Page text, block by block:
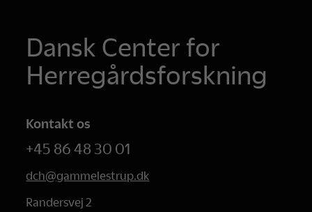
Dansk Center for
Herregårdsforskning
Kontakt os
+45 86 48 30 01
dch@gammelestrup.dk
Randersvej 2